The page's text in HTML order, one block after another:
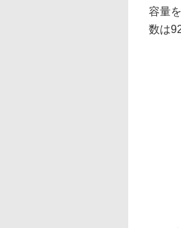
容量
数は